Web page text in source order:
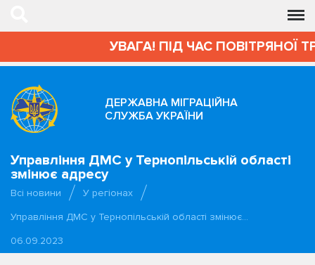
УВАГА! ПІД ЧАС ПОВІТРЯНОЇ
ДЕРЖАВНА МІГРАЦІЙНА
СЛУЖБА УКРАЇНИ
Управління ДМС у Тернопільській області
змінює адресу
Всі новини
У регіонах
Управління ДМС у Тернопільській області змінює…
06.09.2023